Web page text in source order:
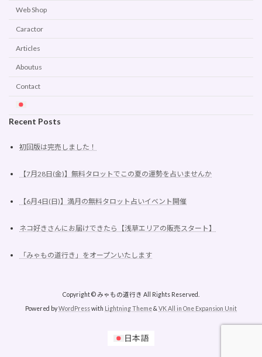
Web Shop
Caractor
Articles
Aboutus
Contact
Recent Posts
初回版は完売しました！
【7月28日(金)】無料タロットでこの夏の運勢を占いませんか
【6月4日(日)】満月の無料タロット占いイベント開催
ネコ好きさんにお届けできたら【浅草エリアの販売スタート】
「みゃもの道行き」をオープンいたします
Copyright © みゃもの道行き All Rights Reserved.
Powered byWordPresswith Lightning Theme& VK All in One Expansion Unit
日本語